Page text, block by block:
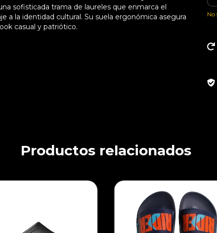
sofisticada trama de laureles que enmarca el
a la identidad cultural. Su suela ergonómica asegura
casual y patriótico.
No
Productos relacionados